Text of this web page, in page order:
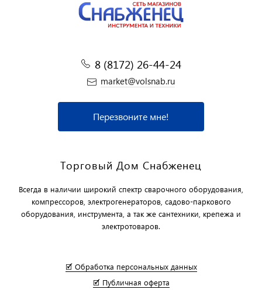
8 (8172) 26-44-24
market@volsnab.ru
Перезвоните мне!
Торговый Дом Снабженец
Всегда в наличии широкий спектр сварочного оборудования,
компрессоров, электрогенераторов, садово-паркового
оборудования, инструмента, а так же сантехники, крепежа и
электротоваров.
🗹 Обработка персональных данных
🗹 Публичная оферта